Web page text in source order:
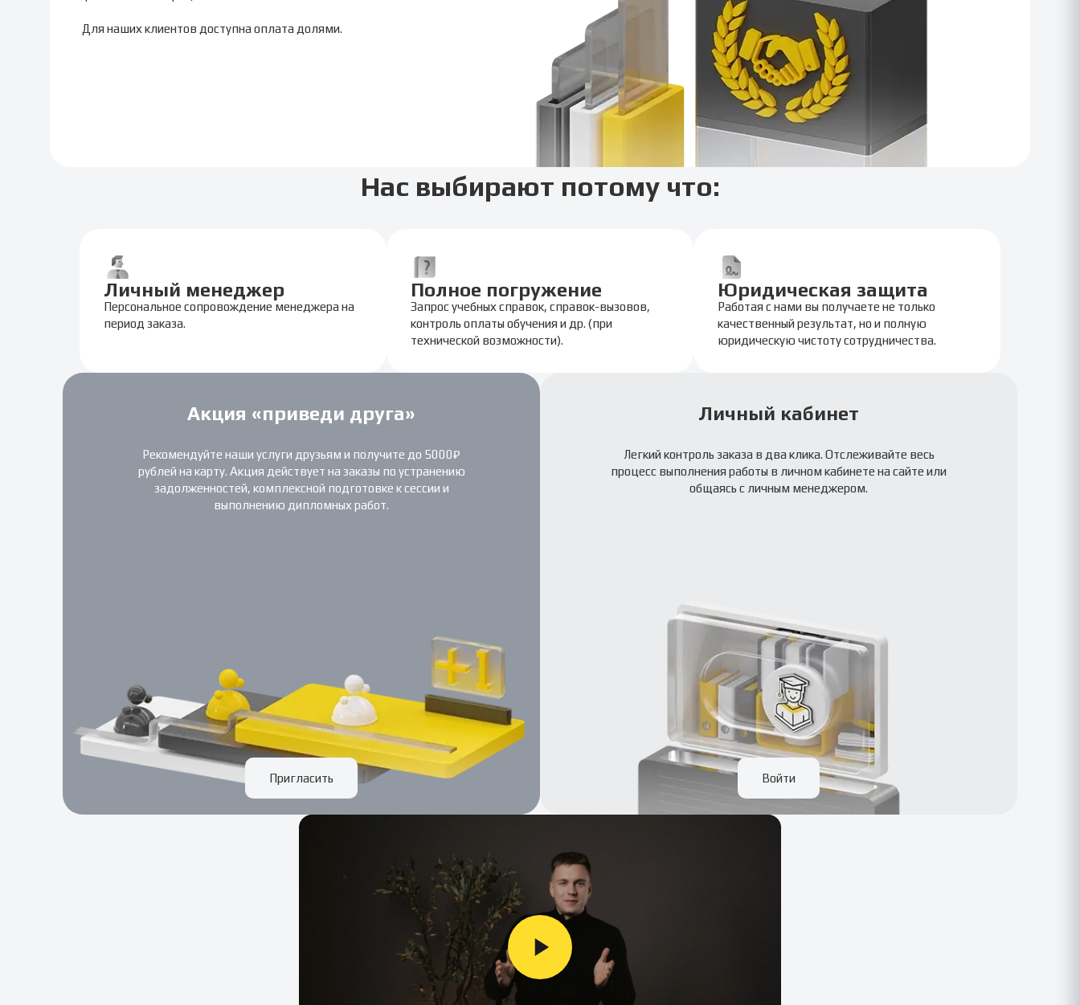
Для наших клиентов доступна оплата долями.
Нас выбирают потому что:
Личный менеджер
Персональное сопровождение менеджера на
период заказа.
Полное погружение
Запрос учебных справок, справок-вызовов,
контроль оплаты обучения и др. (при
технической возможности).
Юридическая защита
Работая с нами вы получаете не только
качественный результат, но и полную
юридическую чистоту сотрудничества.
Акция «приведи друга»
Рекомендуйте наши услуги друзьям и получите до 5000₽
рублей на карту. Акция действует на заказы по устранению
задолженностей, комплексной подготовке к сессии и
выполнению дипломных работ.
Пригласить
Личный кабинет
Легкий контроль заказа в два клика. Отслеживайте весь
процесс выполнения работы в личном кабинете на сайте или
общаясь с личным менеджером.
Войти